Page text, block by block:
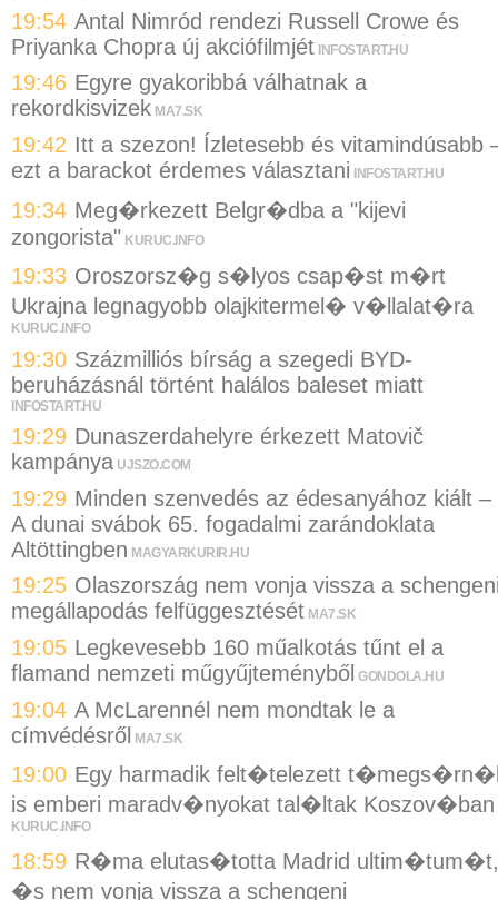
19:54 Antal Nimród rendezi Russell Crowe és
Priyanka Chopra új akciófilmjét INFOSTART.HU
19:46 Egyre gyakoribbá válhatnak a
rekordkisvizek MA7.SK
19:42 Itt a szezon! Ízletesebb és vitamindúsabb
ezt a barackot érdemes választani
INFOSTART.HU
19:34 Meg�rkezett Belgr�dba a "kijevi
zongorista" KURUC.INFO
19:33 Oroszorsz�g s�lyos csap�st m�rt
Ukrajna legnagyobb olajkitermel� v�llalat�ra
KURUC.INFO
19:30 Százmilliós bírság a szegedi BYD-
beruházásnál történt halálos baleset miatt
INFOSTART.HU
19:29 Dunaszerdahelyre érkezett Matovič
kampánya UJSZO.COM
19:29 Minden szenvedés az édesanyához kiált –
A dunai svábok 65. fogadalmi zarándoklata
Altöttingben MAGYARKURIR.HU
19:25 Olaszország nem vonja vissza a
megállapodás felfüggesztését MA7.SK
19:05 Legkevesebb 160 műalkotás tűnt el a
flamand nemzeti műgyűjteményből GONDOLA.HU
19:04 A McLarennél nem mondtak le a
címvédésről MA7.SK
19:00 Egy harmadik felt�telezett
is emberi maradv�nyokat tal�ltak Koszov�ban
KURUC.INFO
18:59 R�ma elutas�totta Madrid ultim�tum�t,
�s nem vonja vissza a schengeni